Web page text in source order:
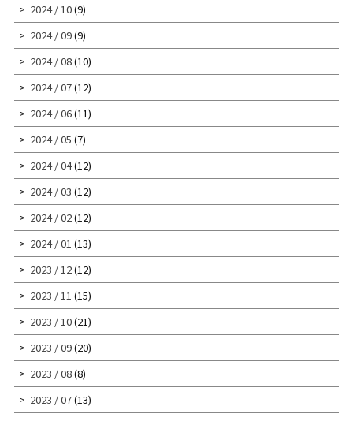
2024 / 10(9)
2024 / 09(9)
2024 / 08(10)
2024 / 07(12)
2024 / 06(11)
2024 / 05 (7)
2024 / 04(12)
2024 / 03 (12)
2024 / 02(12)
2024 / 01 (13)
2023 / 12(12)
2023 / 11 (15)
2023 / 10(21)
2023 / 09(20)
2023 / 08(8)
2023 / 07(13)